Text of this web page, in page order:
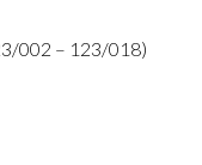
002 – 123/018)